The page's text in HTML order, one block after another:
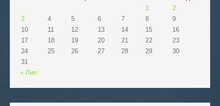
1
2
3
4 5 6 7 8
9
10
11 12 13 14 15
16
17
18 19 20 21 22
23
24
25 26 27 28 29
30
31
« Лип